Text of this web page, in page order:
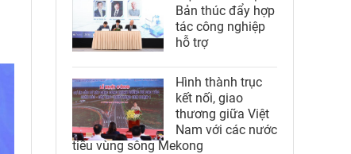
Bản thúc đẩy hợp
tác công nghiệp
hỗ trợ
Hình thành trục
kết nối, giao
thương giữa Việt
Nam với các nước
tiểu vùng sông Mekong